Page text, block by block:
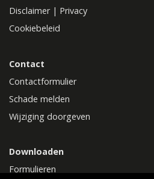
Disclaimer| Privacy
Cookiebeleid
Contact
Contactformulier
Schade melden
Wijziging doorgeven
Downloaden
Formulieren